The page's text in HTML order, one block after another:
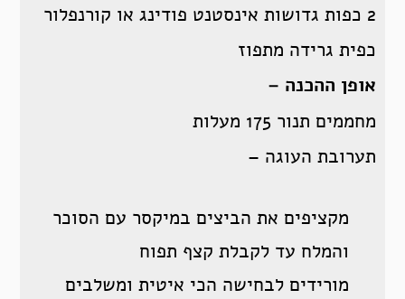
2 כפות גדושות אינסטנט פודינג או קורנפלור
כפית גרידה מתפוז
אופן ההכנה –
מחממים תנור 175 מעלות
תערובת העוגה –
מקציפים את הביצים במיקסר עם הסוכר
והמלח עד לקבלת קצף תפוח
מורידים לבחישה הכי איטית ומשלבים